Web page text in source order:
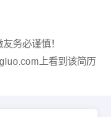
务必谨慎！
上看到该简历